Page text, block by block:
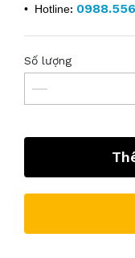
• Hotline:
Số lượng